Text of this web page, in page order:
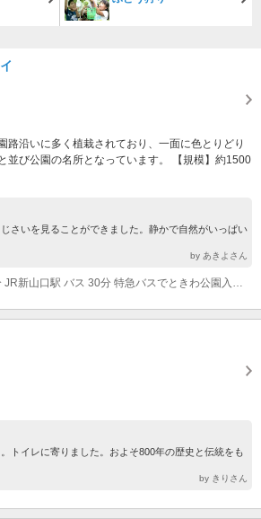
路沿いに多く植栽されており、一面に色とりどり
並び公園の名所となっています。 【規模】約1500
さいを見ることができました。静かで自然がいっぱい
by あきよさん
トイレに寄りました。およそ800年の歴史と伝統をも
by きりさん